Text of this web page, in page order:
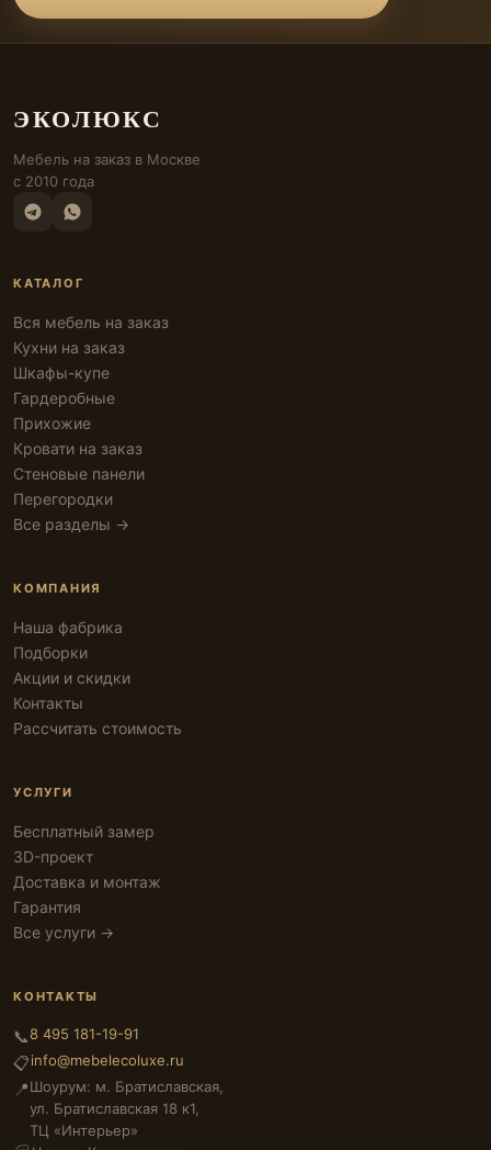
ЭКОЛЮКС
Мебель на заказ в Москве
с 2010 года
КАТАЛОГ
Вся мебель на заказ
Кухни на заказ
Шкафы-купе
Гардеробные
Прихожие
Кровати на заказ
Стеновые панели
Перегородки
Все разделы →
КОМПАНИЯ
Наша фабрика
Подборки
Акции и скидки
Контакты
Рассчитать стоимость
УСЛУГИ
Бесплатный замер
3D-проект
Доставка и монтаж
Гарантия
Все услуги →
КОНТАКТЫ
📞8 495 181-19-91
📋info@mebelecoluxe.ru
📍Шоурум: м. Братиславская,
ул. Братиславская 18 к1,
ТЦ «Интерьер»